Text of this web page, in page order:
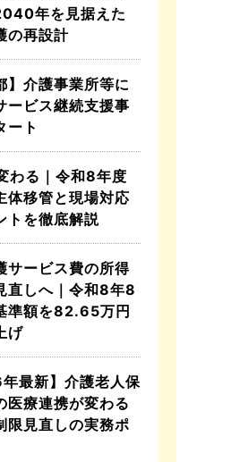
年を見据えた
の再設計
】介護事業所等に
ービス継続支援事
ート
わる｜令和8年度
体移管と現場対応
トを徹底解説
サービス費の所得
直しへ｜令和8年8
準額を82.65万円
げ
年最新】介護老人保
医療連携が変わる
限見直しの実務ポ